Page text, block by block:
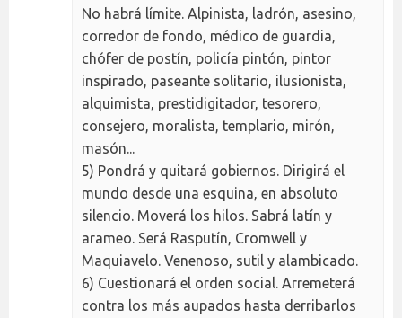
No habrá límite. Alpinista, ladrón, asesino,
corredor de fondo, médico de guardia,
chófer de postín, policía pintón, pintor
inspirado, paseante solitario, ilusionista,
alquimista, prestidigitador, tesorero,
consejero, moralista, templario, mirón,
masón...
5) Pondrá y quitará gobiernos. Dirigirá el
mundo desde una esquina, en absoluto
silencio. Moverá los hilos. Sabrá latín y
arameo. Será Rasputín, Cromwell y
Maquiavelo. Venenoso, sutil y alambicado.
6) Cuestionará el orden social. Arremeterá
contra los más aupados hasta derribarlos